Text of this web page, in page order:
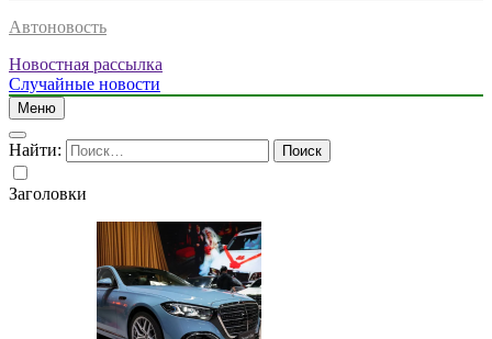
Автоновость
Новостная рассылка
Случайные новости
Меню
Найти:
Заголовки